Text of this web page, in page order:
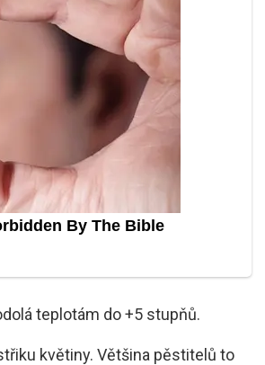
teplotám do +5 stupňů.
květiny. Většina pěstitelů to